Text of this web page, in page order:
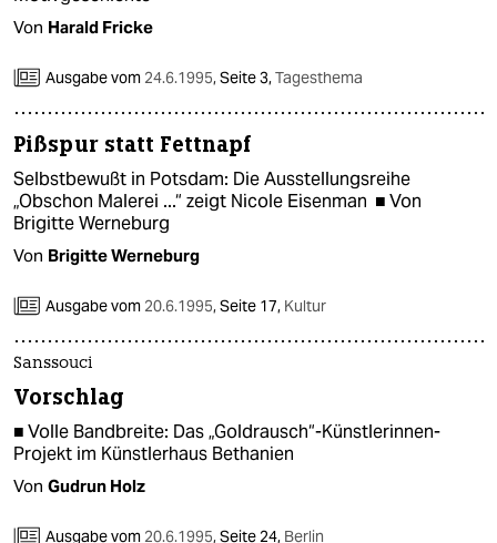
shop
fragen & hilfe
unterstützen
abo
genossenschaft
epaper login
Von Harald Fricke
Ausgabe vom 24.6.1995,Seite 3,Tagesthema
Pißspur statt Fettnapf
Selbstbewußt in Potsdam: Die Ausstellungsreihe
„Obschon Malerei ...“ zeigt Nicole Eisenman ■ Von
Brigitte Werneburg
Von Brigitte Werneburg
Ausgabe vom 20.6.1995,Seite 17, Kultur
Sanssouci
Vorschlag
■ Volle Bandbreite: Das „Goldrausch“-Künstlerinnen-
Projekt im Künstlerhaus Bethanien
Von Gudrun Holz
Ausgabe vom 20.6.1995,Seite 24, Berlin